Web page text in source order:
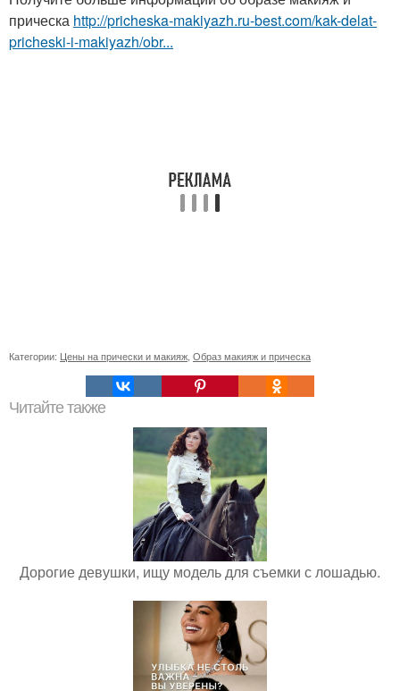
прическа http://pricheska-makiyazh.ru-best.com/kak-delat-
pricheski-i-makiyazh/obr...
Категории: Цены на прически и макияж Образ макияж и прическа
Читайте также
Дорогие девушки, ищу модель для съемки с лошадью.